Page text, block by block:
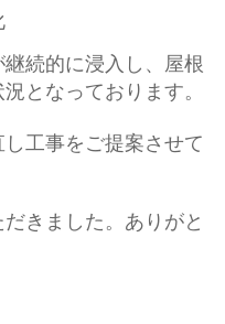
続的に浸入し、屋根
となっております。
工事をご提案させて
きました。ありがと